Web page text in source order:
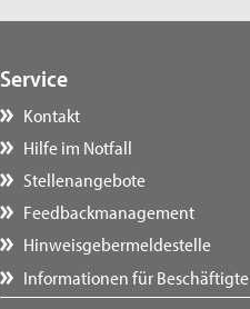
Service
Kontakt
Hilfe im Notfall
Stellenangebote
Feedbackmanagement
Hinweisgebermeldestelle
Informationen für Beschäftigte